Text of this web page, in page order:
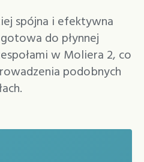
spójna i efektywna
do płynnej
w Moliera 2, co
podobnych